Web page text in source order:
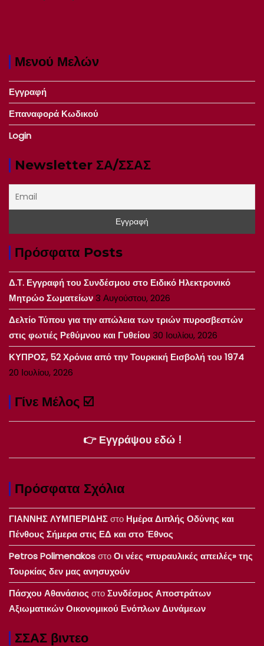
Μενού Μελών
Εγγραφή
Επαναφορά Κωδικού
Login
Newsletter ΣΑ/ΣΣΑΣ
Πρόσφατα Posts
Δ.Τ. Εγγραφή του Συνδέσμου στο Ειδικό Ηλεκτρονικό
Μητρώο Σωματείων3 Αυγούστου, 2026
Δελτίο Τύπου για την απώλεια των τριών πυροσβεστών
στις φωτιές Ρεθύμνου και Γυθείου 30 Ιουλίου, 2026
ΚΥΠΡΟΣ, 52 Χρόνια από την Τουρκική Εισβολή του 1974
20 Ιουλίου, 2026
Γίνε Μέλος ☑️
👉 Εγγράψου εδώ !
Πρόσφατα Σχόλια
ΓΙΑΝΝΗΣ ΛΥΜΠΕΡΙΔΗΣστο Ημέρα Διπλής Οδύνης και
Πένθους Σήμερα στις ΕΔ και στο Έθνος
Petros PolimenakosστοΟι νέες «πυραυλικές απειλές» της
Τουρκίας δεν μας ανησυχούν
Πάσχου ΑθανάσιοςστοΣυνδέσμος Αποστράτων
Αξιωματικών Οικονομικού Ενόπλων Δυνάμεων
ΣΣΑΣ βιντεο